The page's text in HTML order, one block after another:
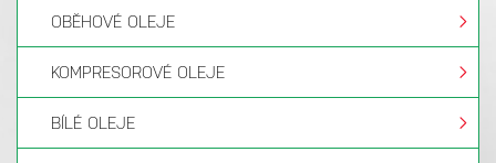
OBĚHOVÉ OLEJE
KOMPRESOROVÉ OLEJE
BÍLÉ OLEJE